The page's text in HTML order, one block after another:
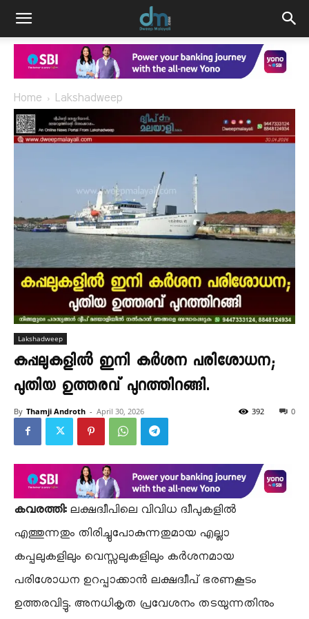
Home Lakshadweep
Lakshadweep
കപ്പലുകളിൽ ഇനി കർശന പരിശോധന;
പുതിയ ഉത്തരവ് പുറത്തിറങ്ങി.
By Thamji Androth - April 30, 2026 0
392
കവരത്തി:ലക്ഷദ്വീപിലെ വിവിധ ദ്വീപുകളിൽ
എത്തുന്നതും തിരിച്ചുപോകുന്നതുമായ എല്ലാ
കപ്പലുകളിലും വെസ്സലുകളിലും കർശനമായ
പരിശോധന ഉറപ്പാക്കാൻ ലക്ഷദ്വീപ് ഭരണകൂടം
ഉത്തരവിട്ടു. അനധികൃത പ്രവേശനം തടയുന്നതിനും